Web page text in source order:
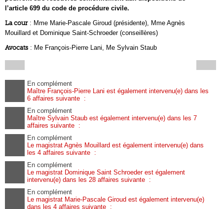
l’article 699 du code de procédure civile.
La cour: Mme Marie-Pascale Giroud (présidente), Mme Agnès
Mouillard et Dominique Saint-Schroeder (conseillères)
Avocats : Me François-Pierre Lani, Me Sylvain Staub
En complément
Maître François-Pierre Lani est également intervenu(e) dans les
6 affaires suivante :
En complément
Maître Sylvain Staub est également intervenu(e) dans les 7
affaires suivante :
En complément
Le magistrat Agnès Mouillard est également intervenu(e) dans
les 4 affaires suivante :
En complément
Le magistrat Dominique Saint Schroeder est également
intervenu(e) dans les 28 affaires suivante :
En complément
Le magistrat Marie-Pascale Giroud est également intervenu(e)
dans les 4 affaires suivante :